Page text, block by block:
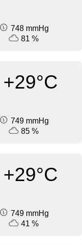
748 mmHg
81 %
+29°C
749 mmHg
85 %
+29°C
749 mmHg
41 %